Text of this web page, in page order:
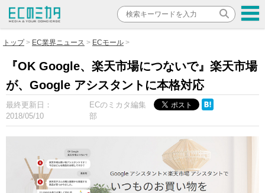
トップ EC業界ニュース ECモール
『OK Google、楽天市場につないで』楽天市場
が、Google アシスタントに本格対応
最終更新日：
2018/05/10
ECのミカタ編集
部